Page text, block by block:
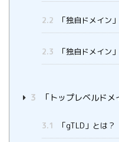
2.2 「独自ドメイン
2.3 「独自ドメイン
3 「トップレベルドメ
3.1 「gTLD」とは？